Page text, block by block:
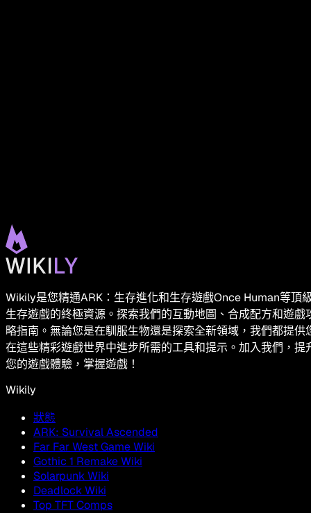
Wikily是您精通ARK：生存進化和生存遊戲Once Human等頂
生存遊戲的終極資源。探索我們的互動地圖、合成配方和遊戲
略指南。無論您是在馴服生物還是探索全新領域，我們都提供
在這些精彩遊戲世界中進步所需的工具和提示。加入我們，提
您的遊戲體驗，掌握遊戲！
Wikily
狀態
ARK: Survival Ascended
Far Far West Game Wiki
Gothic 1 Remake Wiki
Solarpunk Wiki
Deadlock Wiki
Top TFT Comps